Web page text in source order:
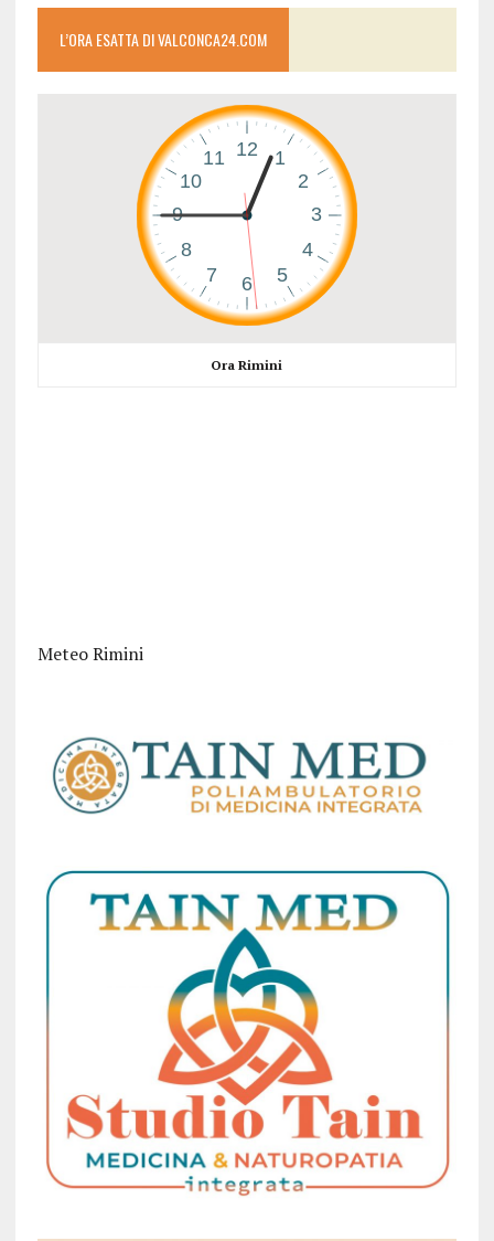
L’ORA ESATTA DI VALCONCA24.COM
Ora Rimini
Meteo Rimini